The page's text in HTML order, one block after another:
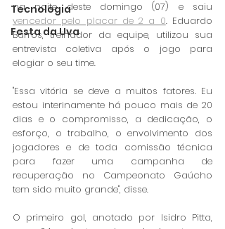
Tecnologia
Festa da Uva
vencedor pelo placar de 2 a 0. Eduardo
Barros, treinador da equipe, utilizou sua
entrevista coletiva após o jogo para
elogiar o seu time.
"Essa vitória se deve a muitos fatores. Eu
estou interinamente há pouco mais de 20
dias e o compromisso, a dedicação, o
esforço, o trabalho, o envolvimento dos
jogadores e de toda comissão técnica
para fazer uma campanha de
recuperação no Campeonato Gaúcho
tem sido muito grande", disse.
O primeiro gol, anotado por Isidro Pitta,